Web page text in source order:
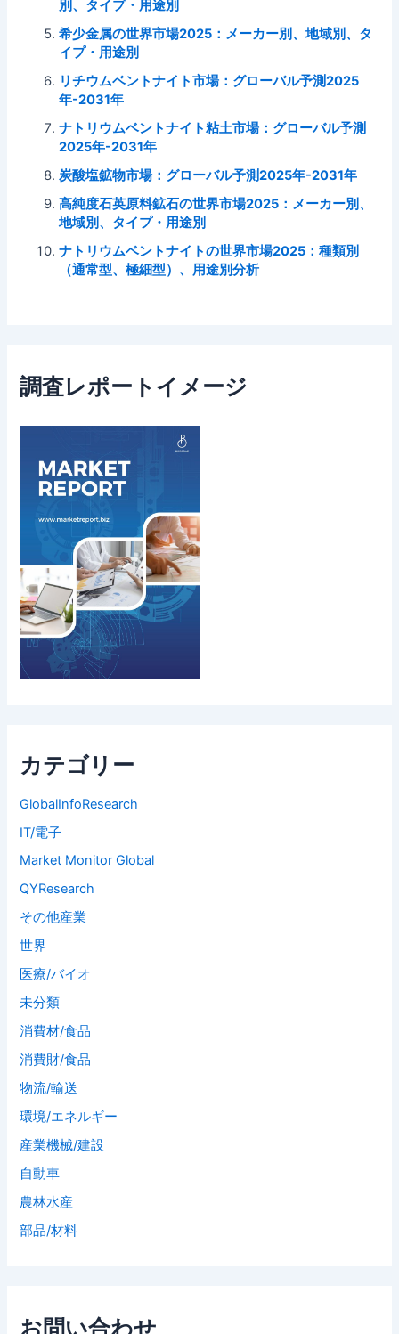
別、タイプ・用途別
希少金属の世界市場2025：メーカー別、地域別、タ
イプ・用途別
リチウムベントナイト市場：グローバル予測2025
年-2031年
ナトリウムベントナイト粘土市場：グローバル予測
2025年-2031年
炭酸塩鉱物市場：グローバル予測2025年-2031年
高純度石英原料鉱石の世界市場2025：メーカー別、
地域別、タイプ・用途別
ナトリウムベントナイトの世界市場2025：種類別
（通常型、極細型）、用途別分析
調査レポートイメージ
カテゴリー
GlobalInfoResearch
IT/電子
Market Monitor Global
QYResearch
その他産業
世界
医療/バイオ
未分類
消費材/食品
消費財/食品
物流/輸送
環境/エネルギー
産業機械/建設
自動車
農林水産
部品/材料
お問い合わせ